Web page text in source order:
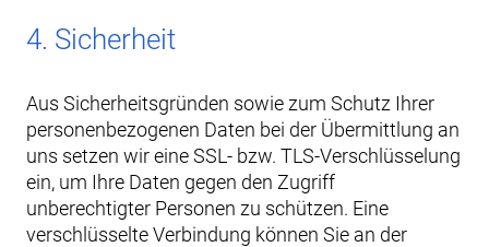
4. Sicherheit
Aus Sicherheitsgründen sowie zum Schutz Ihrer
personenbezogenen Daten bei der Übermittlung an
uns setzen wir eine SSL- bzw. TLS-Verschlüsselung
ein, um Ihre Daten gegen den Zugriff
unberechtigter Personen zu schützen. Eine
verschlüsselte Verbindung können Sie an der